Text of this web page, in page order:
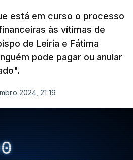
está em curso o processo
às vítimas de
de Leiria e Fátima
pode pagar ou anular
2024, 21:19